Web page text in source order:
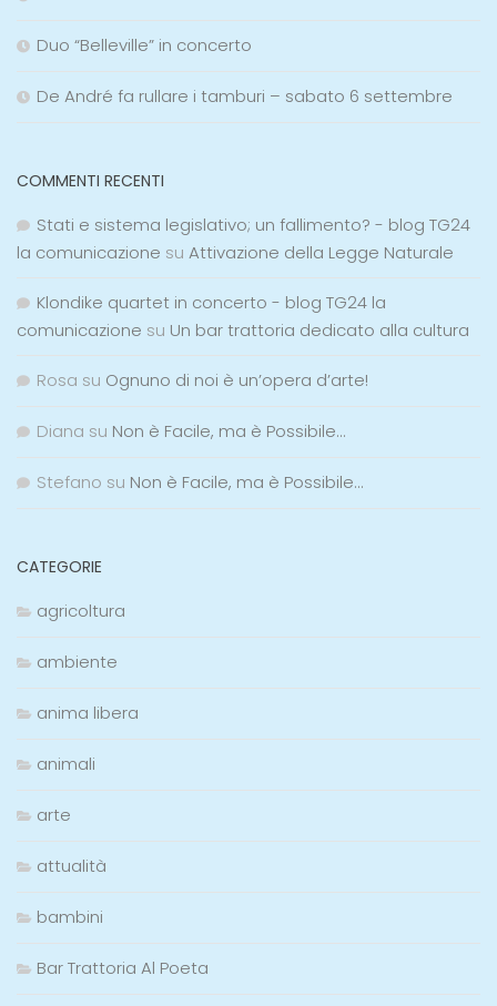
Duo “Belleville” in concerto
De André fa rullare i tamburi – sabato 6 settembre
COMMENTI RECENTI
Stati e sistema legislativo; un fallimento? - blog TG24
la comunicazione su Attivazione della Legge Naturale
Klondike quartet in concerto - blog TG24 la
comunicazione su Un bar trattoria dedicato alla cultura
Rosa su Ognuno di noi è un’opera d’arte!
Diana su Non è Facile, ma è Possibile…
Stefano su Non è Facile, ma è Possibile…
CATEGORIE
agricoltura
ambiente
anima libera
animali
arte
attualità
bambini
Bar Trattoria Al Poeta